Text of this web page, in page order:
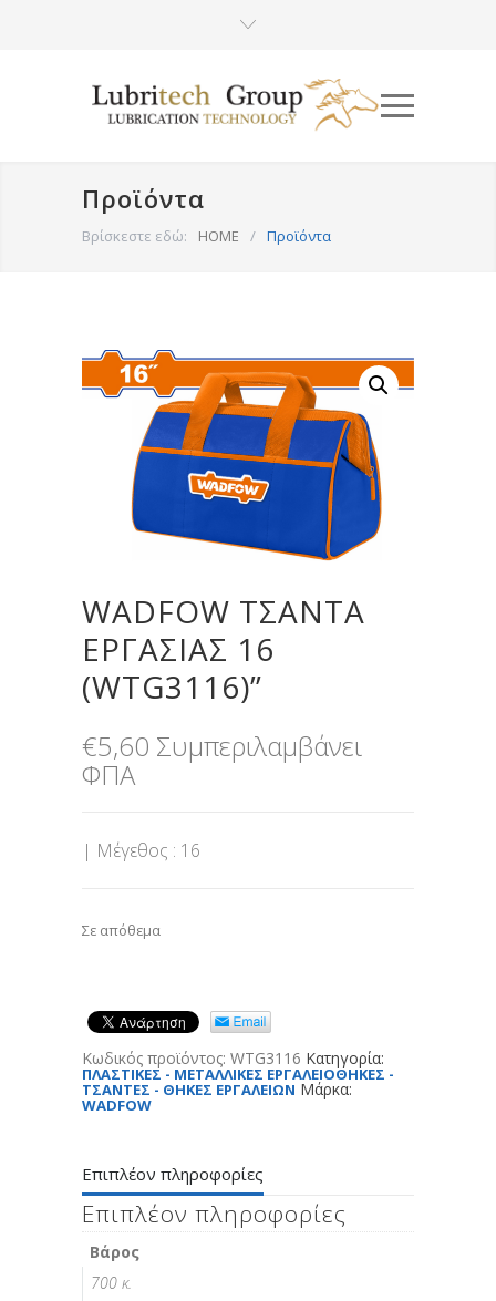
Προϊόντα
Βρίσκεστε εδώ: HOME / Προϊόντα
WADFOW ΤΣΑΝΤΑ
ΕΡΓΑΣΙΑΣ 16
(WTG3116)”
€5,60 Συμπεριλαμβάνει
ΦΠΑ
| Μέγεθος : 16
Σε απόθεμα
Κωδικός προϊόντος: WTG3116 Κατηγορία:
ΠΛΑΣΤΙΚΕΣ - ΜΕΤΑΛΛΙΚΕΣ ΕΡΓΑΛΕΙΟΘΗΚΕΣ -
ΤΣΑΝΤΕΣ - ΘΗΚΕΣ ΕΡΓΑΛΕΙΩΝ Μάρκα:
WADFOW
Επιπλέον πληροφορίες
Επιπλέον πληροφορίες
Βάρος
700 κ.